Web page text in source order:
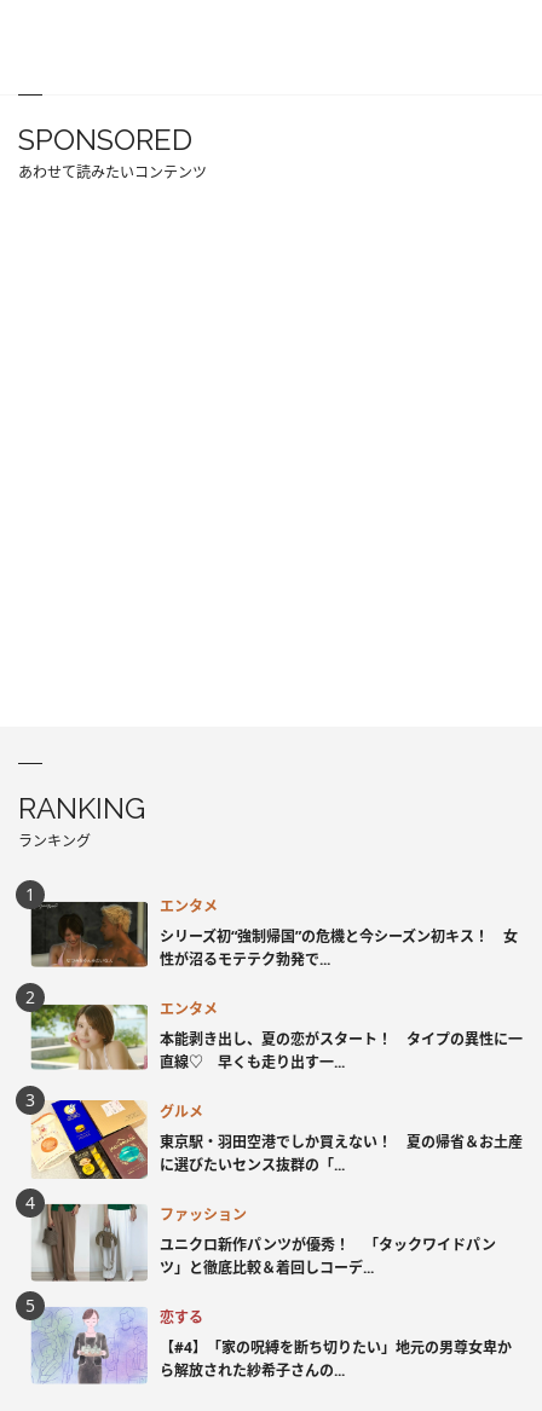
SPONSORED
あわせて読みたいコンテンツ
RANKING
ランキング
エンタメ
シリーズ初“強制帰国”の危機と今シーズン初キス！ 女
性が沼るモテテク勃発で...
エンタメ
本能剥き出し、夏の恋がスタート！ タイプの異性に一
直線♡ 早くも走り出す一...
グルメ
東京駅・羽田空港でしか買えない！ 夏の帰省＆お土産
に選びたいセンス抜群の「...
ファッション
ユニクロ新作パンツが優秀！ 「タックワイドパン
ツ」と徹底比較＆着回しコーデ...
恋する
【#4】「家の呪縛を断ち切りたい」地元の男尊女卑か
ら解放された紗希子さんの...